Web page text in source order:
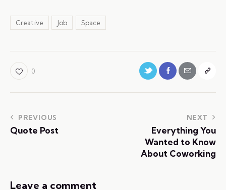
Creative Job Space
0
PREVIOUS
Quote Post
NEXT
Everything You
Wanted to Know
About Coworking
Leave a comment